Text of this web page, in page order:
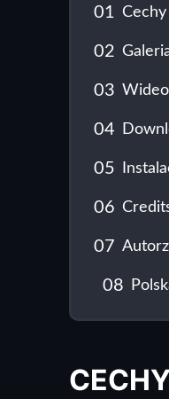
01
02
03 Wideo
04
05
06
07
08